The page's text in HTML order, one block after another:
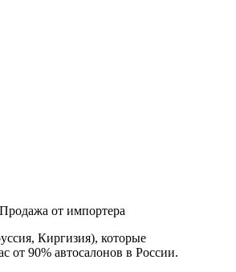
Продажа от импортера
Киргизия), которые
от 90% автосалонов в России.